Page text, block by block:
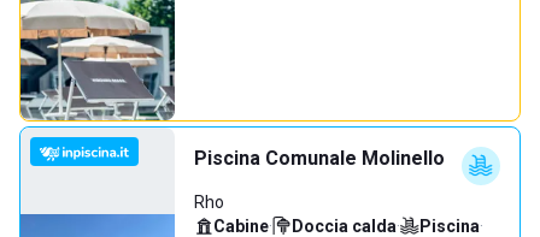
Piscina Comunale Molinello
Rho
Cabine· Doccia calda· Piscina·